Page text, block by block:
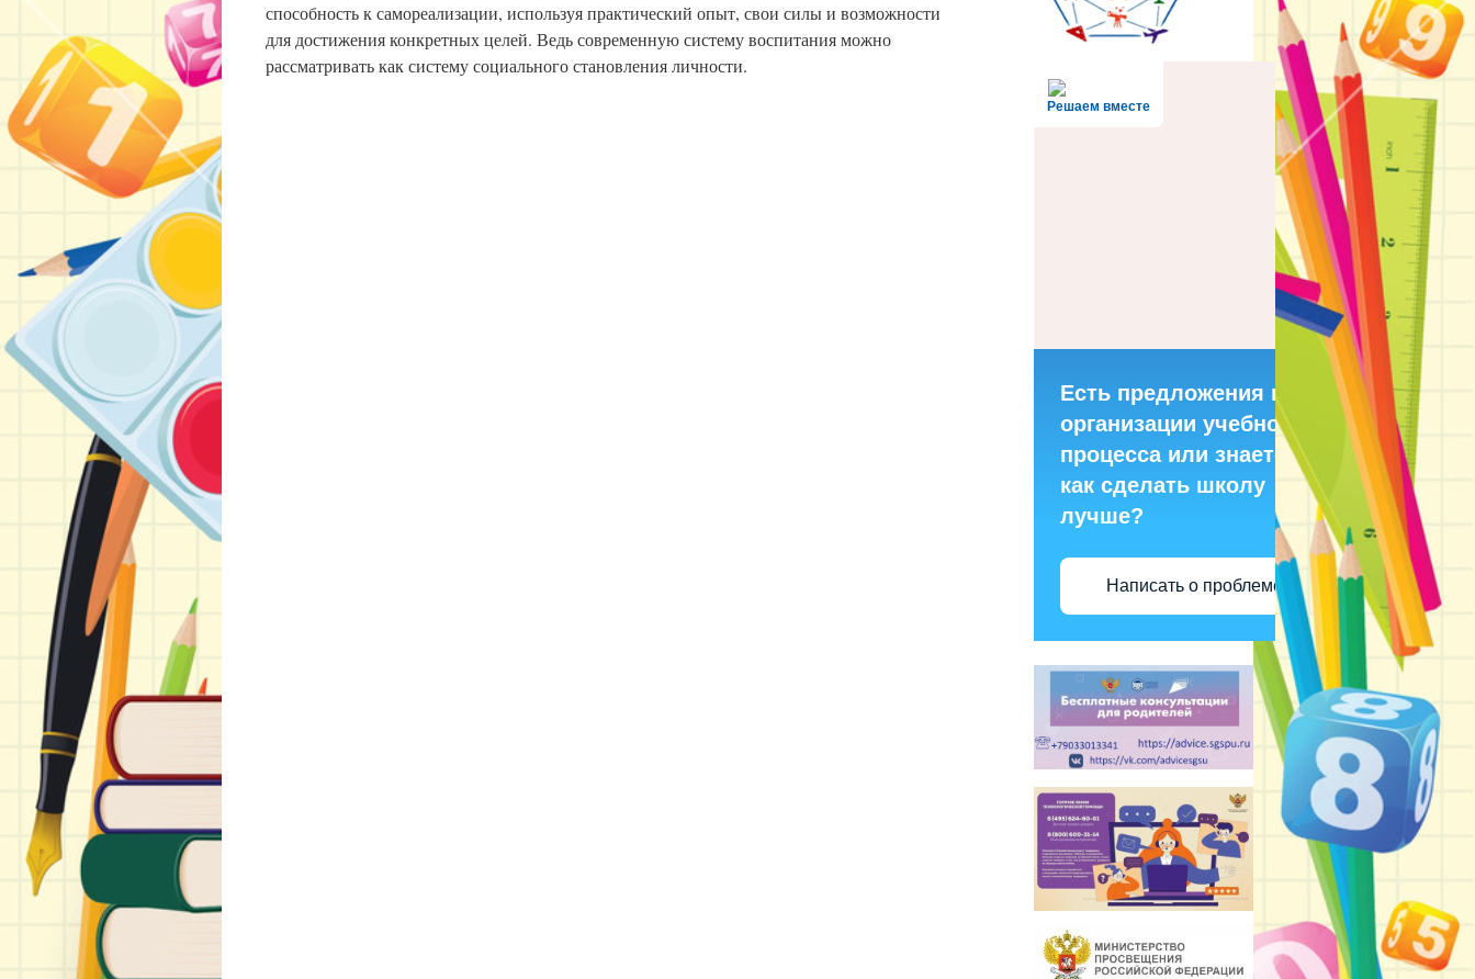
способность к самореализации, используя практический опыт, свои силы и возможности
для достижения конкретных целей. Ведь современную систему воспитания можно
рассматривать как систему социального становления личности.
Решаем вместе
Есть предложения по
организации учебного
процесса или знаете,
как сделать школу
лучше?
Написать о проблеме